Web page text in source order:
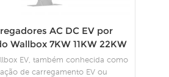
AC DC EV por
Wallbox 7KW 11KW 22KW
EV, também conhecida como
de carregamento EV ou